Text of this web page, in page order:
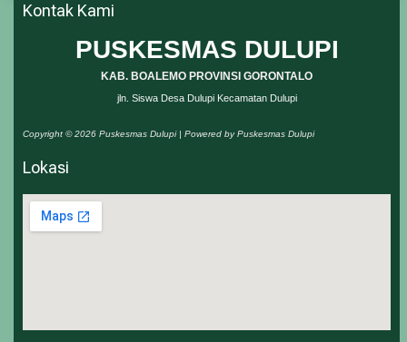
Kontak Kami
PUSKESMAS DULUPI
KAB. BOALEMO PROVINSI GORONTALO
jln. Siswa Desa Dulupi Kecamatan Dulupi
Copyright © 2026 Puskesmas Dulupi | Powered by Puskesmas Dulupi
Lokasi